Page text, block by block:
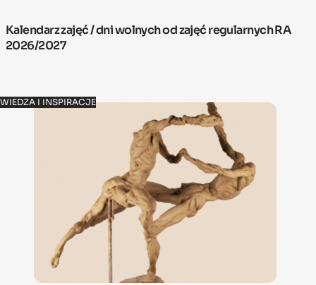
Kalendarz zajęć / dni wolnych od zajęć regularnych RA
2026/2027
WIEDZA I INSPIRACJE